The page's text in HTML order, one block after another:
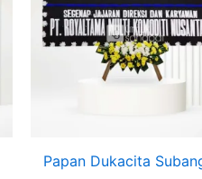
Papan Dukacita